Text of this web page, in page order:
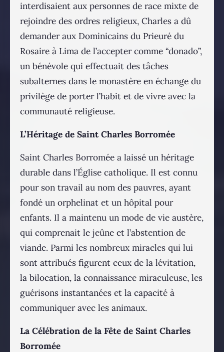
interdisaient aux personnes de race mixte de
rejoindre des ordres religieux, Charles a dû
demander aux Dominicains du Prieuré du
Rosaire à Lima de l’accepter comme “donado”,
un bénévole qui effectuait des tâches
subalternes dans le monastère en échange du
privilège de porter l’habit et de vivre avec la
communauté religieuse.
L’Héritage de Saint Charles Borromée
Saint Charles Borromée a laissé un héritage
durable dans l’Église catholique. Il est connu
pour son travail au nom des pauvres, ayant
fondé un orphelinat et un hôpital pour
enfants. Il a maintenu un mode de vie austère,
qui comprenait le jeûne et l’abstention de
viande. Parmi les nombreux miracles qui lui
sont attribués figurent ceux de la lévitation,
la bilocation, la connaissance miraculeuse, les
guérisons instantanées et la capacité à
communiquer avec les animaux.
La Célébration de la Fête de Saint Charles
Borromée